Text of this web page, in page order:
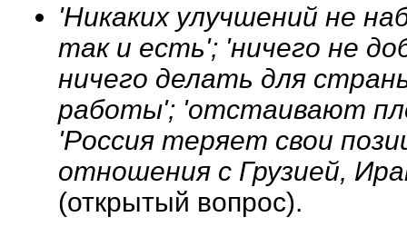
'Никаких улучшений не
так и есть'; 'ничего не
ничего делать для
работы'; 'отстаивают
'Россия теряет свои
отношения с Грузией,
(открытый вопрос).